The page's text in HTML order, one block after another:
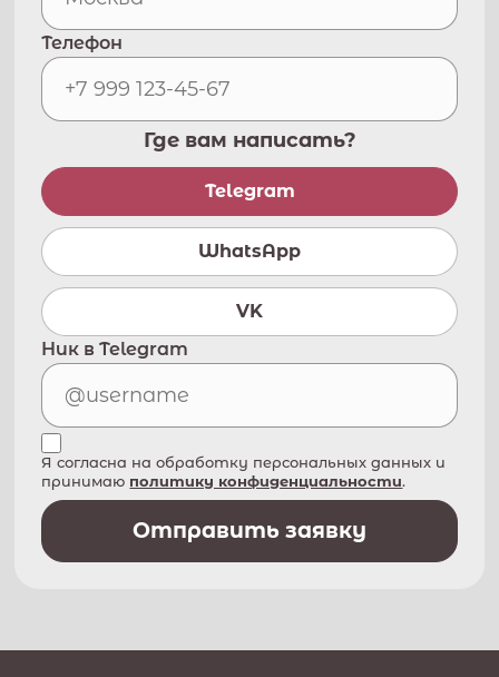
Телефон
Где вам написать?
Telegram
WhatsApp
VK
Ник в Telegram
Я согласна на обработку персональных данных и
принимаю политику конфиденциальности.
Отправить заявку